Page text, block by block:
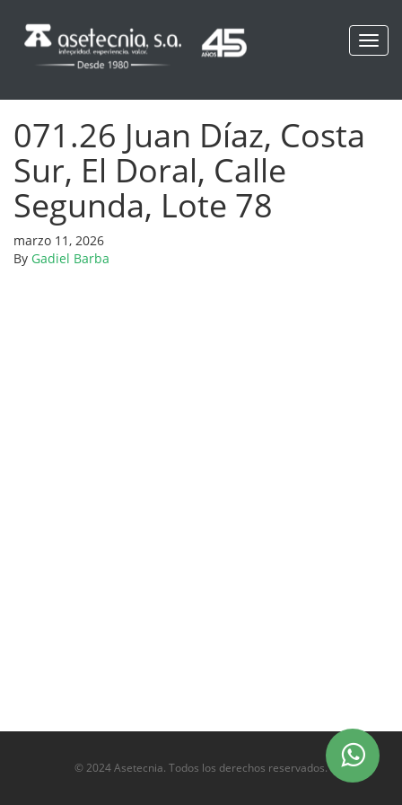
071.26 Juan Díaz, Costa
Sur, El Doral, Calle
Segunda, Lote 78
marzo 11, 2026
By Gadiel Barba
© 2024 Asetecnia. Todos los derechos reservados.